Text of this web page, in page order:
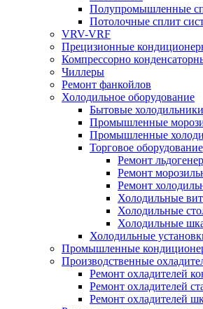
Полупромышленные
Потолочные сплит
VRV-VRF
Прецизионные
Компрессорно
Чиллеры
Ремонт фанкойлов
Холодильное оборудование
Бытовые холодильники
Промышленные
Промышленные
Торговое оборудование
Ремонт
Ремонт
Ремонт
Холодильные
Холодильные
Холодильные
Холодильные
Промышленные
Производственные
Ремонт охладителей
Ремонт охладителей
Ремонт охладителей